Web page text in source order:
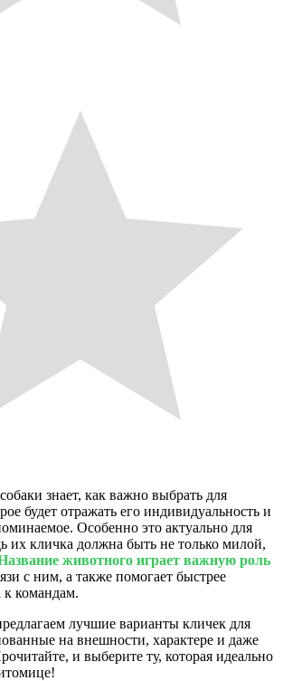
знает, как важно выбрать для
будет отражать его индивидуальность и
Особенно это актуально для
их кличка должна быть не только милой,
животного играет важную роль
с ним, а также помогает быстрее
командам.
лучшие варианты кличек для
на внешности, характере и даже
и выберите ту, которая идеально